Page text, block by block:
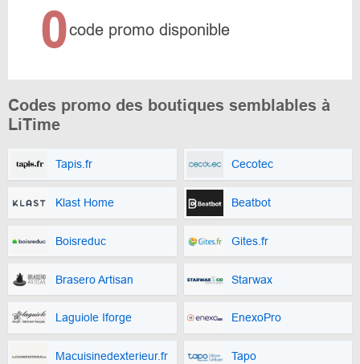
0code promo disponible
Codes promo des boutiques semblables à
LiTime
Tapis.fr Cecotec
Klast Home Beatbot
Boisreduc Gites.fr
Brasero Artisan Starwax
Laguiole Iforge EnexoPro
Macuisinedexterieur.fr Tapo